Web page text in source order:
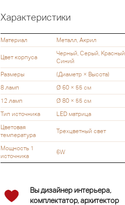
Характеристики
Материал Металл, Акрил
Цвет корпуса
Черный, Серый, Красный,
Синий
Размеры
(Диаметр × Высота)
8 ламп
Ø 60 × 55 см
12 ламп
Ø 80 × 55 см
Тип источника
LED матрица
Цветовая
температура
Трехцветный свет
Мощность 1
источника
6W
Вы дизайнер интерьера,
комплектатор, архитектор